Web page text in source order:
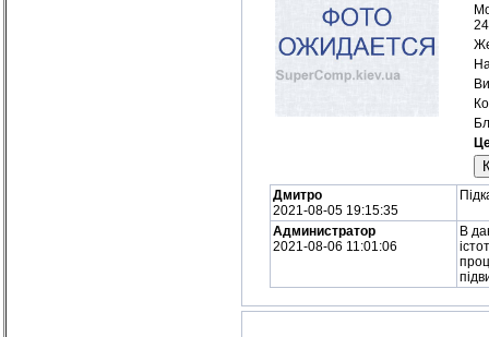
Дмитро
2021-08-05 19:15:35
Администратор
2021-08-06 11:01:06
В